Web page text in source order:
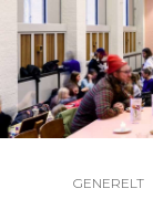
GENERELT